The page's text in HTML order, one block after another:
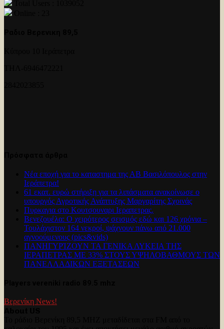
Νέα εποχή για το καταστημα της ΑΒ Βασιλόπουλος στην
Ιεράπετρα!
61 εκατ. ευρώ στήριξη για τα λιπάσματα ανακοίνωσε ο
υπουργός Αγροτικής Ανάπτυξης Μαργαρίτης Σχοινάς
Πυρκαγια στο Κουτσουναρι Ιεραπετρας.
Βενεζουέλα: Ο χειρότερος σεισμός εδώ και 126 χρόνια –
Τουλάχιστον 164 νεκροί, ψάχνουν πάνω από 21.000
αγνοούμενους (pics&vids)
ΠΑΝΗΓΥΡΊΖΟΥΝ ΤΑ ΓΕΝΙΚΑ ΛΥΚΕΙΑ ΤΗΣ
ΙΕΡΑΠΕΤΡΑΣ ΜΕ 33% ΣΤΟΥΣ ΥΨΗΛΟΒΑΘΜΟΥΣ ΤΩΝ
ΠΑΝΕΛΛΑΔΙΚΩΝ ΕΞΕΤΑΣΕΩΝ
Βερενίκη News!